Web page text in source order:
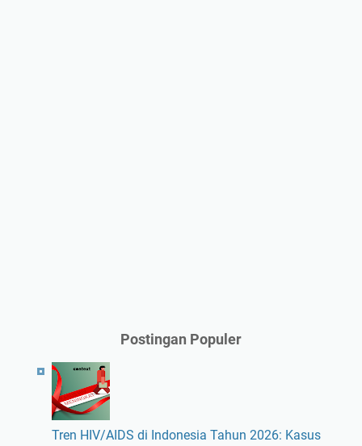
Postingan Populer
Tren HIV/AIDS di Indonesia Tahun 2026: Kasus